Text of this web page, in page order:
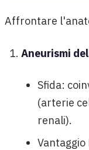
Affrontare
Aneurismi
Sfida:
(arterie
renali).